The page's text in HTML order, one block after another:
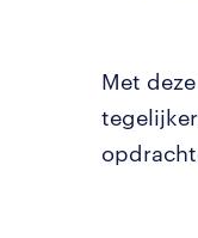
Met